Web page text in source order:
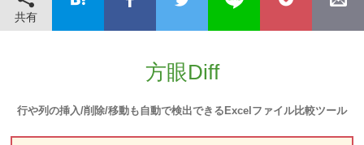
共有
方眼Diff
行や列の挿入/削除/移動も自動で検出できるExcelファイル比較ツール